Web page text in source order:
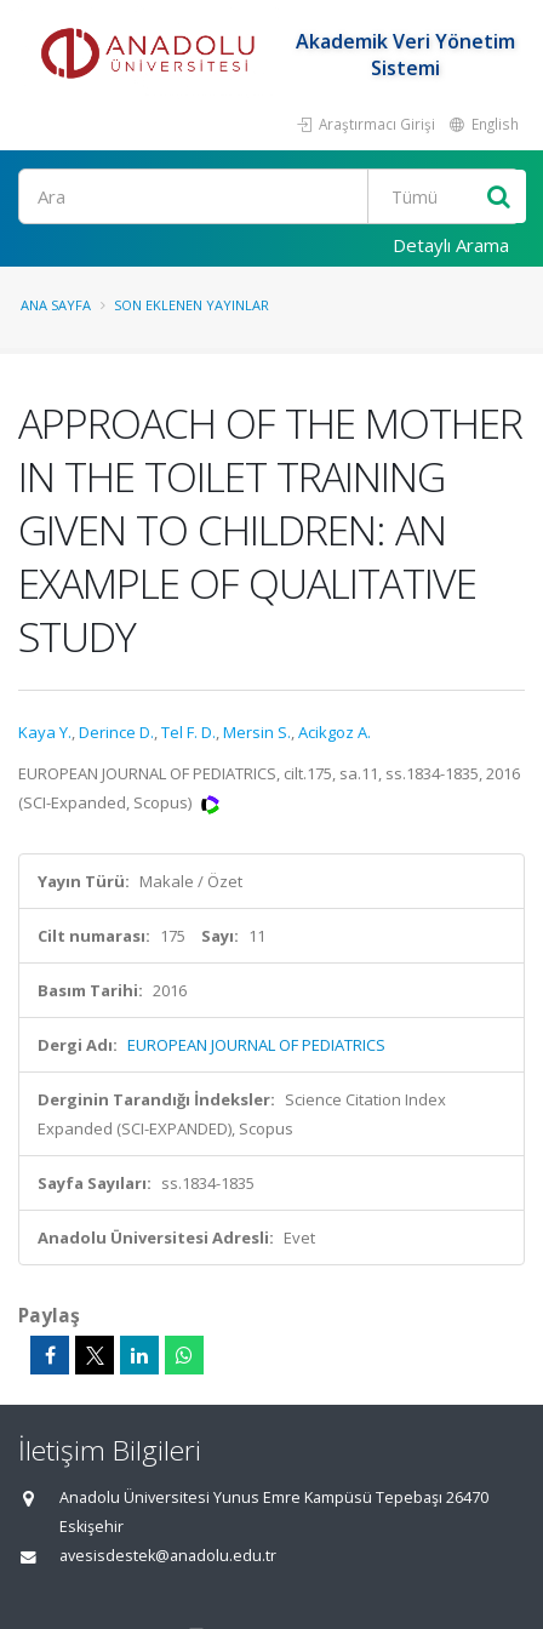
Akademik Veri Yönetim
Sistemi
Araştırmacı Girişi English
Ara
Detaylı Arama
ANA SAYFA SON EKLENEN YAYINLAR
APPROACH OF THE MOTHER
IN THE TOILET TRAINING
GIVEN TO CHILDREN: AN
EXAMPLE OF QUALITATIVE
STUDY
Kaya Y.,Derince D.,Tel F. D.,Mersin S.,Acikgoz A.
EUROPEAN JOURNAL OF PEDIATRICS, cilt.175, sa.11, ss.1834-1835, 2016
(SCI-Expanded, Scopus)
Yayın Türü: Makale / Özet
Cilt numarası: 175 Sayı: 11
Basım Tarihi: 2016
Dergi Adı: EUROPEAN JOURNAL OF PEDIATRICS
Derginin Tarandığı İndeksler: Science Citation Index
Expanded (SCI-EXPANDED), Scopus
Sayfa Sayıları: ss.1834-1835
Anadolu Üniversitesi Adresli: Evet
Paylaş
İletişim Bilgileri
Anadolu Üniversitesi Yunus Emre Kampüsü Tepebaşı 26470
Eskişehir
avesisdestek@anadolu.edu.tr